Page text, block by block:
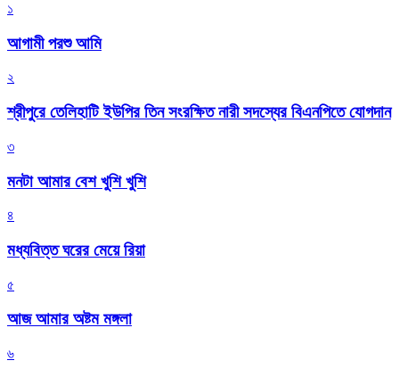
১
আগামী পরশু আমি
২
শ্রীপুরে তেলিহাটি ইউপির তিন সংরক্ষিত নারী সদস্যের বিএনপিতে যোগদান
৩
মনটা আমার বেশ খুশি খুশি
৪
মধ্যবিত্ত ঘরের মেয়ে রিয়া
৫
আজ আমার অষ্টম মঙ্গলা
৬